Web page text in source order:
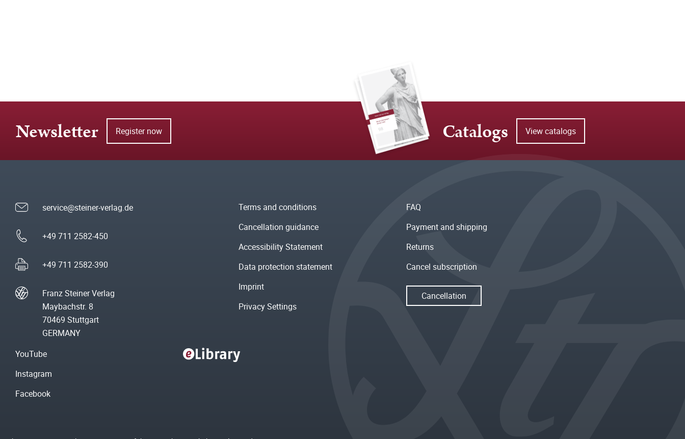
Newsletter Register now Catalogs View catalogs
service@steiner-verlag.de
+49 711 2582-450
+49 711 2582-390
Franz Steiner Verlag
Maybachstr. 8
70469 Stuttgart
GERMANY
Terms and conditions
Cancellation guidance
Accessibility Statement
Data protection statement
Imprint
Privacy Settings
FAQ
Payment and shipping
Returns
Cancel subscription
Cancellation
YouTube
Instagram
Facebook